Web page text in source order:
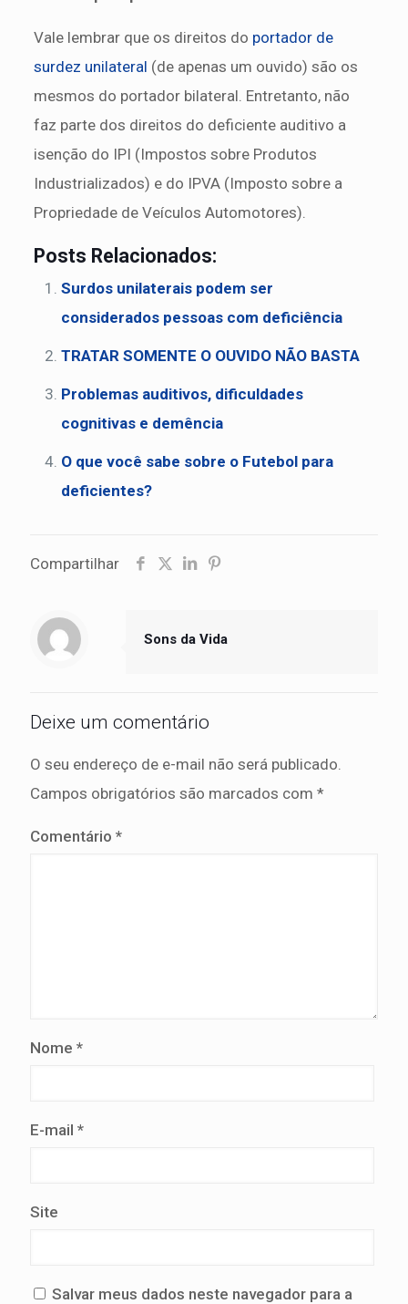
Vale lembrar que os direitos do portador de
surdez unilateral (de apenas um ouvido) são os
mesmos do portador bilateral. Entretanto, não
faz parte dos direitos do deficiente auditivo a
isenção do IPI (Impostos sobre Produtos
Industrializados) e do IPVA (Imposto sobre a
Propriedade de Veículos Automotores).
Posts Relacionados:
Surdos unilaterais podem ser
considerados pessoas com deficiência
TRATAR SOMENTE O OUVIDO NÃO BASTA
Problemas auditivos, dificuldades
cognitivas e demência
O que você sabe sobre o Futebol para
deficientes?
Compartilhar
Sons da Vida
Deixe um comentário
O seu endereço de e-mail não será publicado.
Campos obrigatórios são marcados com *
Comentário *
Nome *
E-mail *
Site
Salvar meus dados neste navegador para a